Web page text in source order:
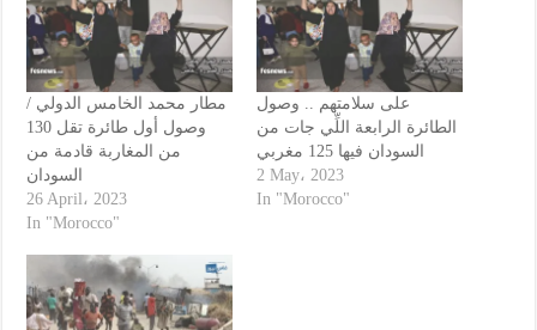
مطار محمد الخامس الدولي /
وصول أول طائرة تقل 130
من المغاربة قادمة من
السودان
26 April، 2023
In "Morocco"
على سلامتهم .. وصول
الطائرة الرابعة اللِّي جات من
السودان فيها 125 مغربي
2 May، 2023
In "Morocco"